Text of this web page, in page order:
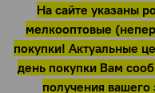
На сайте указаны
мелкооптовые
покупки! Актуальные
день покупки Вам
получения вашего